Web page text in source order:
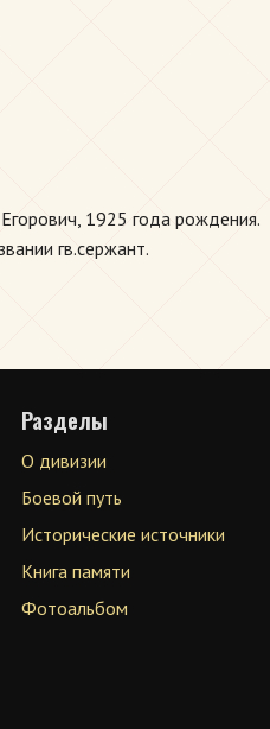
1925 года рождения.
гв.сержант.
Разделы
О дивизии
Боевой путь
Исторические источники
Книга памяти
Фотоальбом